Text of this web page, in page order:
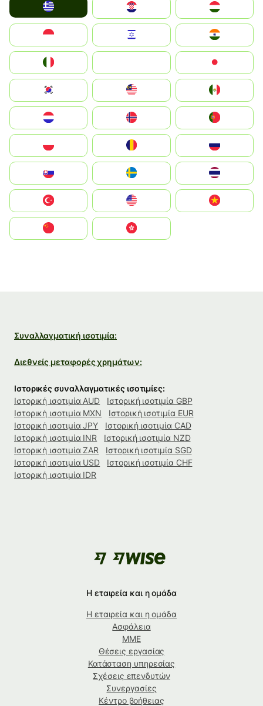
Magyarország
South Korea
United States
中國香港特別行政區
Συναλλαγματική ισοτιμία:
Διεθνείς μεταφορές χρημάτων:
Ιστορικές συναλλαγματικές ισοτιμίες:
Ιστορική ισοτιμία AUD
Ιστορική ισοτιμία GBP
Ιστορική ισοτιμία MXN
Ιστορική ισοτιμία EUR
Ιστορική ισοτιμία JPY
Ιστορική ισοτιμία CAD
Ιστορική ισοτιμία INR
Ιστορική ισοτιμία NZD
Ιστορική ισοτιμία ZAR
Ιστορική ισοτιμία SGD
Ιστορική ισοτιμία USD
Ιστορική ισοτιμία CHF
Ιστορική ισοτιμία IDR
Η εταιρεία και η ομάδα
Η εταιρεία και η ομάδα
Ασφάλεια
ΜΜΕ
Θέσεις εργασίας
Κατάσταση υπηρεσίας
Σχέσεις επενδυτών
Συνεργασίες
Κέντρο βοήθειας